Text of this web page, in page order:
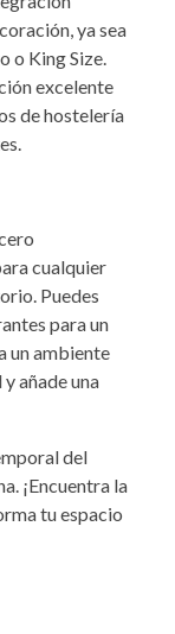
ya sea
o King Size.
excelente
de hostelería
cualquier
Puedes
para un
un ambiente
añade una
del
¡Encuentra la
tu espacio